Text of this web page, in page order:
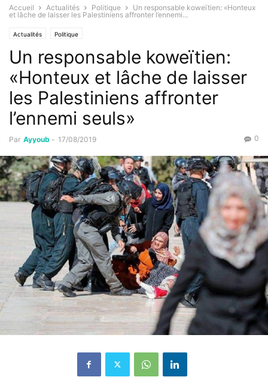
Accueil Actualités Politique
Un responsable koweïtien: «Honteux
et lâche de laisser les Palestiniens affronter l’ennemi...
Actualités Politique
Un responsable koweïtien:
«Honteux et lâche de laisser
les Palestiniens affronter
l’ennemi seuls»
Par Ayyoub - 17/08/2019 0